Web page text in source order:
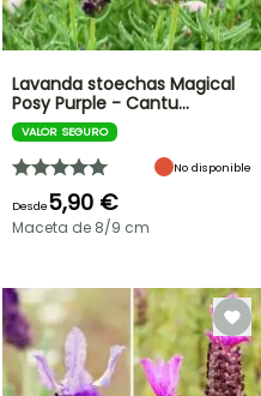
Lavanda stoechas Magical
Posy Purple - Cantu…
VALOR SEGURO
No disponible
Desde5,90 €
Maceta de 8/9 cm